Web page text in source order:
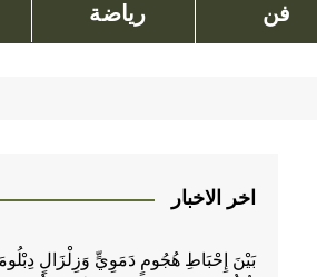
فن رياضة
اخر الاخبار
بَيْنَ إِحْبَاطِ هُجُومٍ دَمَوِيٍّ وَزِلْزَالٍ